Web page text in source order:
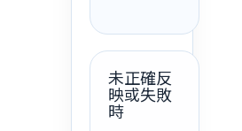
未正確反
映或失敗
時